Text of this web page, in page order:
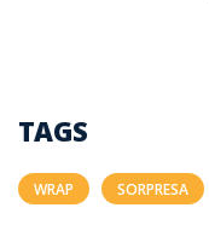
TAGS
WRAP SORPRESA